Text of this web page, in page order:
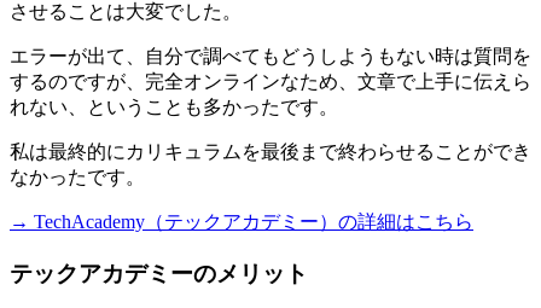
させることは大変でした。
エラーが出て、自分で調べてもどうしようもない時は質問を
するのですが、完全オンラインなため、文章で上手に伝えら
れない、ということも多かったです。
私は最終的にカリキュラムを最後まで終わらせることができ
なかったです。
→ TechAcademy（テックアカデミー）の詳細はこちら
テックアカデミーのメリット